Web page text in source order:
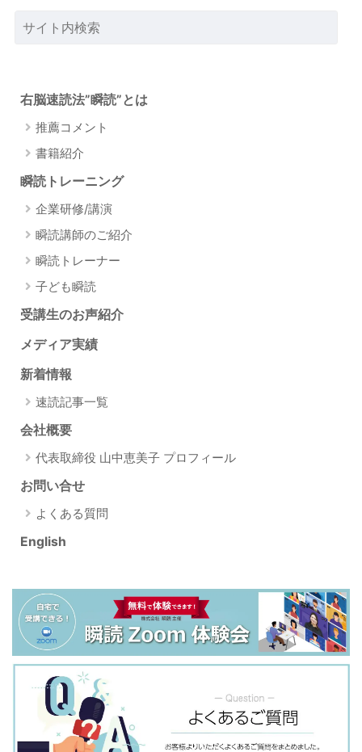
右脳速読法”瞬読”とは
推薦コメント
書籍紹介
瞬読トレーニング
企業研修/講演
瞬読講師のご紹介
瞬読トレーナー
子ども瞬読
受講生のお声紹介
メディア実績
新着情報
速読記事一覧
会社概要
代表取締役 山中恵美子 プロフィール
お問い合せ
よくある質問
English